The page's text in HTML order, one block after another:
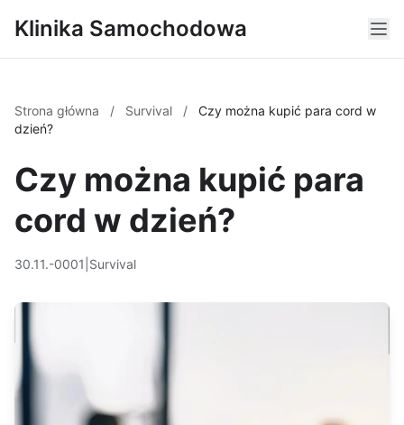
Klinika Samochodowa
Strona główna / Survival /
Czy można kupić para cord w
dzień?
Czy można kupić para
cord w dzień?
30.11.-0001 Survival